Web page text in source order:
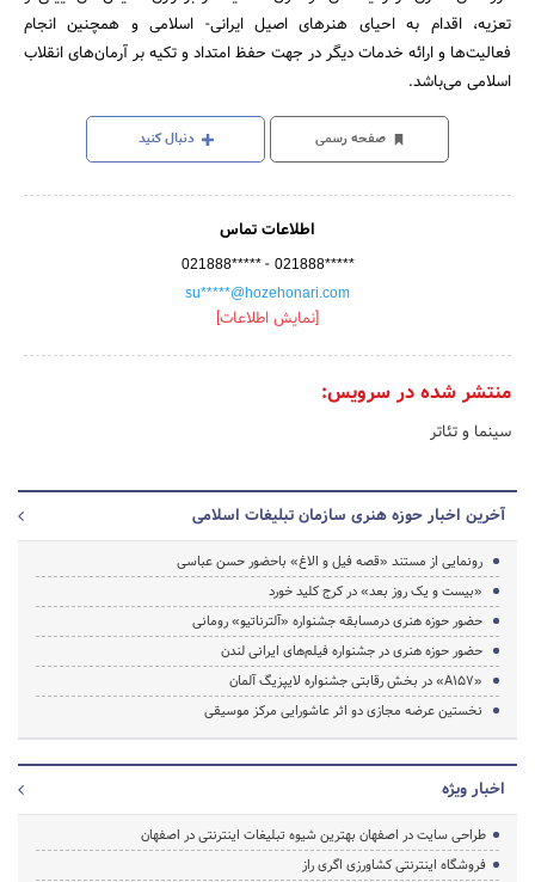
تعزیه، اقدام به احیای هنرهای اصیل ایرانی- اسلامی و همچنین انجام
فعالیت‌ها و ارائه خدمات دیگر در جهت حفظ امتداد و تکیه بر آرمان‌های انقلاب
اسلامی می‌باشد.
صفحه رسمی دنبال کنید
اطلاعات تماس
021888***** - 021888*****
su*****@hozehonari.com
[نمایش اطلاعات]
منتشر شده در سرویس:
سینما و تئاتر
آخرین اخبار حوزه هنری سازمان تبلیغات اسلامی
رونمایی از مستند «قصه فیل و الاغ» باحضور حسن عباسی
«بیست و یک روز بعد» در کرج کلید خورد
حضور حوزه هنری درمسابقه جشنواره «آلترناتیو» رومانی
حضور حوزه هنری در جشنواره فیلم‌های ایرانی لندن
«A157» در بخش رقابتی جشنواره لایپزیگ آلمان
نخستین عرضه مجازی دو اثر عاشورایی مرکز موسیقی
اخبار ویژه
طراحی سایت در اصفهان بهترین شیوه تبلیغات اینترنتی در اصفهان
فروشگاه اینترنتی کشاورزی اگری راز